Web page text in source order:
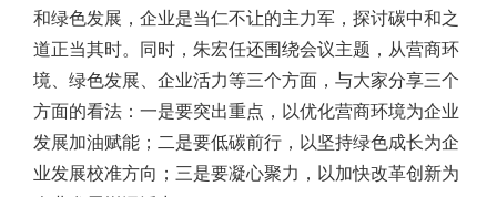
和绿色发展，企业是当仁不让的主力军，探讨碳中和之
道正当其时。同时，朱宏任还围绕会议主题，从营商环
境、绿色发展、企业活力等三个方面，与大家分享三个
方面的看法：一是要突出重点，以优化营商环境为企业
发展加油赋能；二是要低碳前行，以坚持绿色成长为企
业发展校准方向；三是要凝心聚力，以加快改革创新为